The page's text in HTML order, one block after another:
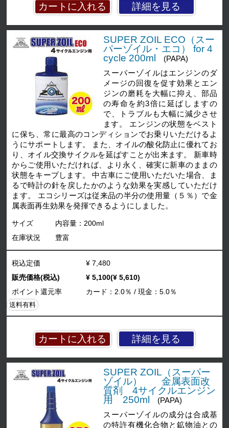
詳細を見る
SUPER ZOIL ECO（スー
パーゾイル・エコ） for 4
cycle 200ml
(PAPA)
スーパーゾイルはエンジンのダ
メージの回復を促す効果とエン
ジンの磨耗を大幅に抑え、部品
の寿命を約3倍に延ばしますの
で、トラブルも大幅に減少させ
ます。 エンジンの状態をベスト
に保ち、常に最高のコンディションでお乗りいただけるよ
うにサポートします。 また、オイルの酸化防止に優れてお
り、オイル交換サイクルを延ばすことが出来ます。 新車時
からご使用いただければ、より永く、確実に新車のままの
状態をキープします。 中古車にご使用いただいた場合、ま
るで時計の針を戻したかのような効果を実感していただけ
ます。 エコシリーズは従来品の半分の使用量（５％）で金
属表面再生効果を発揮できるようにしました。
サイズ
内容量：200ml
在庫状況
豊富
詳細を見る
税込定価
¥ 7,480
販売価格(税込)
¥ 5,100(¥ 5,610)
ポイント還元率
カード：2.0％ / 現金：5.0％
送料有料
SUPER ZOIL（スーパー
ゾイル） 金属表面改
質剤 4サイクルエンジン
用 250ml
(PAPA)
スーパーゾイルの成分は合成基
の特許有機化合物と鉱物油との